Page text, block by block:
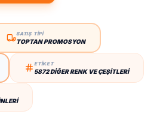
SATIŞ TİPİ
TOPTAN PROMOSYON
ETİKET
5872 DIĞER RENK VE ÇEŞITLERI